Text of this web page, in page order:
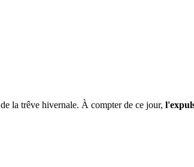
la trêve hivernale. À compter de ce jour,